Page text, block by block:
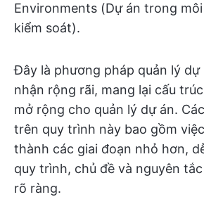
Environments (Dự án trong
kiểm soát).
Đây là phương pháp quản lý
nhận rộng rãi, mang lại cấu
mở rộng cho quản lý dự án.
trên quy trình này bao gồm
thành các giai đoạn nhỏ hơn,
quy trình, chủ đề và nguyên
rõ ràng.